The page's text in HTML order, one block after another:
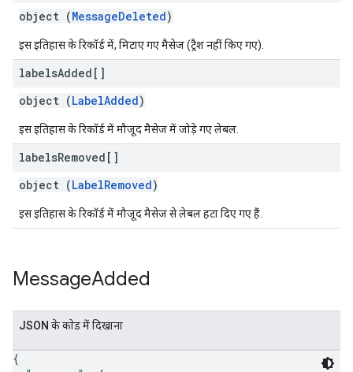
object (MessageDeleted)
इस इतिहास के रिकॉर्ड में, मिटाए गए मैसेज (ट्रैश नहीं किए गए).
labelsAdded[]
object (LabelAdded)
इस इतिहास के रिकॉर्ड में मौजूद मैसेज में जोड़े गए लेबल.
labelsRemoved[]
object (LabelRemoved)
इस इतिहास के रिकॉर्ड में मौजूद मैसेज से लेबल हटा दिए गए हैं.
MessageAdded
JSON के काेड में दिखाना
{